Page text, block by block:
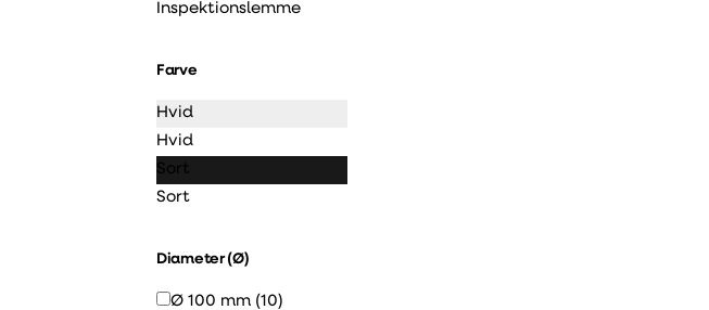
Inspektionslemme
Farve
Hvid
Hvid
Sort
Sort
Diameter (Ø)
Ø 100 mm (10)